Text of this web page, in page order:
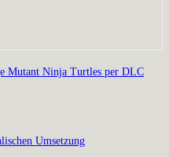
Mutant Ninja Turtles per DLC
Umsetzung